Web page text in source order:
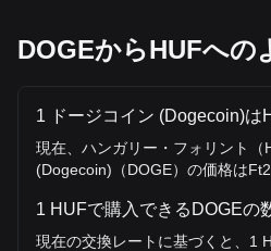
DOGEからHUFへの
1 ドージコイン (Dogecoin)は
現在、ハンガリー・フォリント（
(Dogecoin)（DOGE）の価格は
1 HUFで購入できるDOGEの
現在の交換レートに基づくと、1